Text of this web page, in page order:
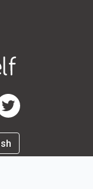
Page Page
Twitter Page